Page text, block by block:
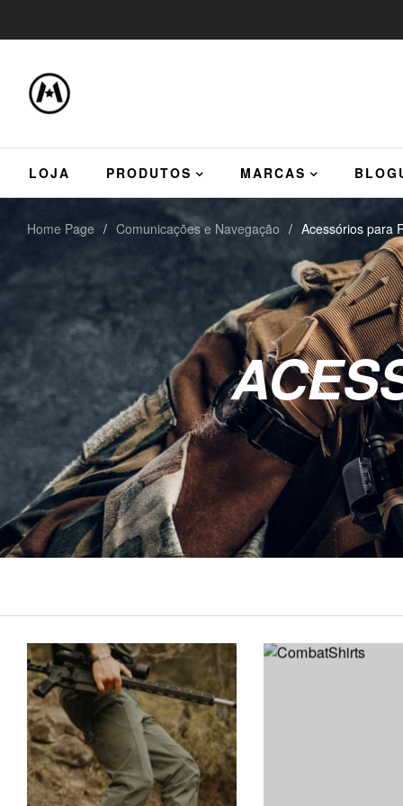
LOJA PRODUTOS MARCAS
Home Page / Comunicações e Navegação / Acessórios para